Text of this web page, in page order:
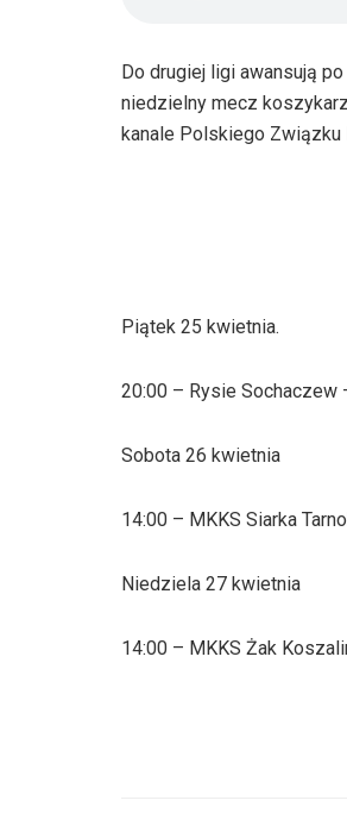
Do drugiej ligi awansują
niedzielny mecz
kanale Polskiego Związku
Piątek 25 kwietnia.
20:00 – Rysie Sochaczew
Sobota 26 kwietnia
14:00 – MKKS Siarka
Niedziela 27 kwietnia
14:00 – MKKS Żak